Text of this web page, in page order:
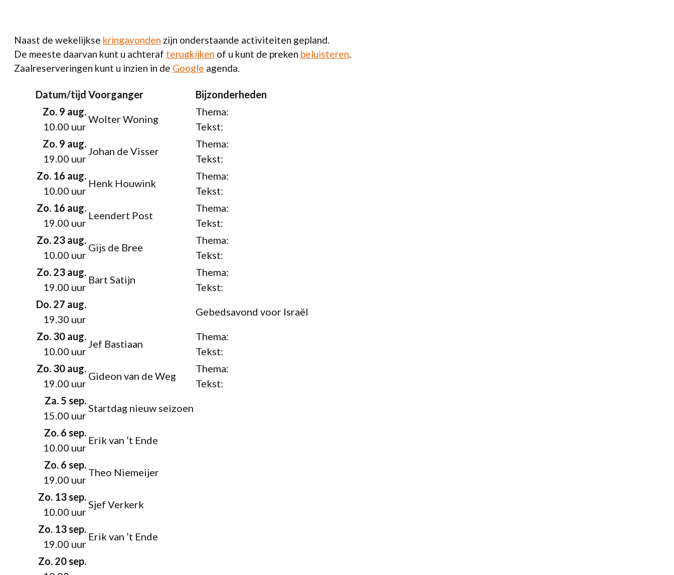
Naast de wekelijkse kringavonden zijn onderstaande activiteiten gepland.
De meeste daarvan kunt u achteraf terugkijken of u kunt de preken beluisteren.
Zaalreserveringen kunt u inzien in de Google agenda.
Datum/tijd Voorganger
Bijzonderheden
Zo. 9 aug.
10.00 uur
Wolter Woning
Thema:
Tekst:
Zo. 9 aug.
19.00 uur
Johan de Visser
Thema:
Tekst:
Zo. 16 aug.
10.00 uur
Henk Houwink
Thema:
Tekst:
Zo. 16 aug.
19.00 uur
Leendert Post
Thema:
Tekst:
Zo. 23 aug.
10.00 uur
Gijs de Bree
Thema:
Tekst:
Zo. 23 aug.
19.00 uur
Bart Satijn
Thema:
Tekst:
Do. 27 aug.
19.30 uur
Gebedsavond voor Israël
Zo. 30 aug.
10.00 uur
Jef Bastiaan
Thema:
Tekst:
Zo. 30 aug.
19.00 uur
Gideon van de Weg
Thema:
Tekst:
Za. 5 sep.
15.00 uur
Startdag nieuw seizoen
Zo. 6 sep.
10.00 uur
Erik van ’t Ende
Zo. 6 sep.
19.00 uur
Theo Niemeijer
Zo. 13 sep.
10.00 uur
Sjef Verkerk
Zo. 13 sep.
19.00 uur
Erik van ’t Ende
Zo. 20 sep.